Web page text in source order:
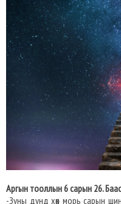
Аргын тооллын 6 сарын 26.
-Зуны дунд хөх морь сарын